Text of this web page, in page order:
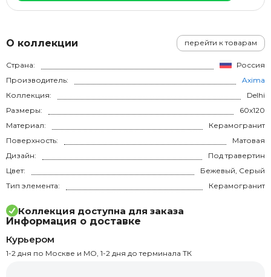
О коллекции перейти к товарам
Страна:
Россия
Производитель:
Axima
Коллекция:
Delhi
Размеры:
60x120
Материал:
Керамогранит
Поверхность:
Матовая
Дизайн:
Под травертин
Цвет:
Бежевый, Серый
Тип элемента:
Керамогранит
Коллекция доступна для заказа
Информация о доставке
Курьером
1-2 дня по Москве и МО, 1-2 дня до терминала ТК